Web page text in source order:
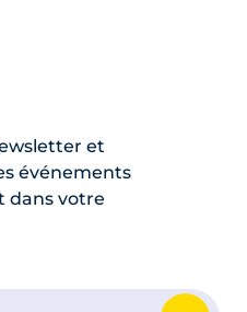
et
événements
dans votre